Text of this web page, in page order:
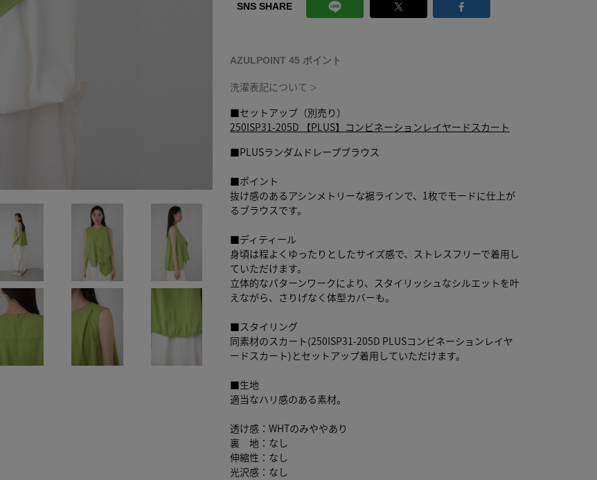
SNS SHARE
AZULPOINT 45 ポイント
洗濯表記について ＞
■セットアップ（別売り）
250ISP31-205D 【PLUS】コンビネーションレイヤードスカート
■PLUSランダムドレープブラウス
■ポイント
抜け感のあるアシンメトリーな裾ラインで、1枚でモードに仕上が
るブラウスです。
■ディティール
身頃は程よくゆったりとしたサイズ感で、ストレスフリーで着用し
ていただけます。
立体的なパターンワークにより、スタイリッシュなシルエットを叶
えながら、さりげなく体型カバーも。
■スタイリング
同素材のスカート(250ISP31-205D PLUSコンビネーションレイヤ
ードスカート)とセットアップ着用していただけます。
■生地
適当なハリ感のある素材。
透け感：WHTのみややあり
裏 地：なし
伸縮性：なし
光沢感：なし